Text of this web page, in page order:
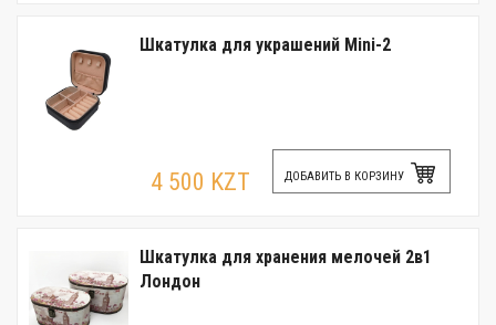
Шкатулка для украшений Mini-2
4 500 KZT ДОБАВИТЬ В КОРЗИНУ
Шкатулка для хранения мелочей 2в1
Лондон